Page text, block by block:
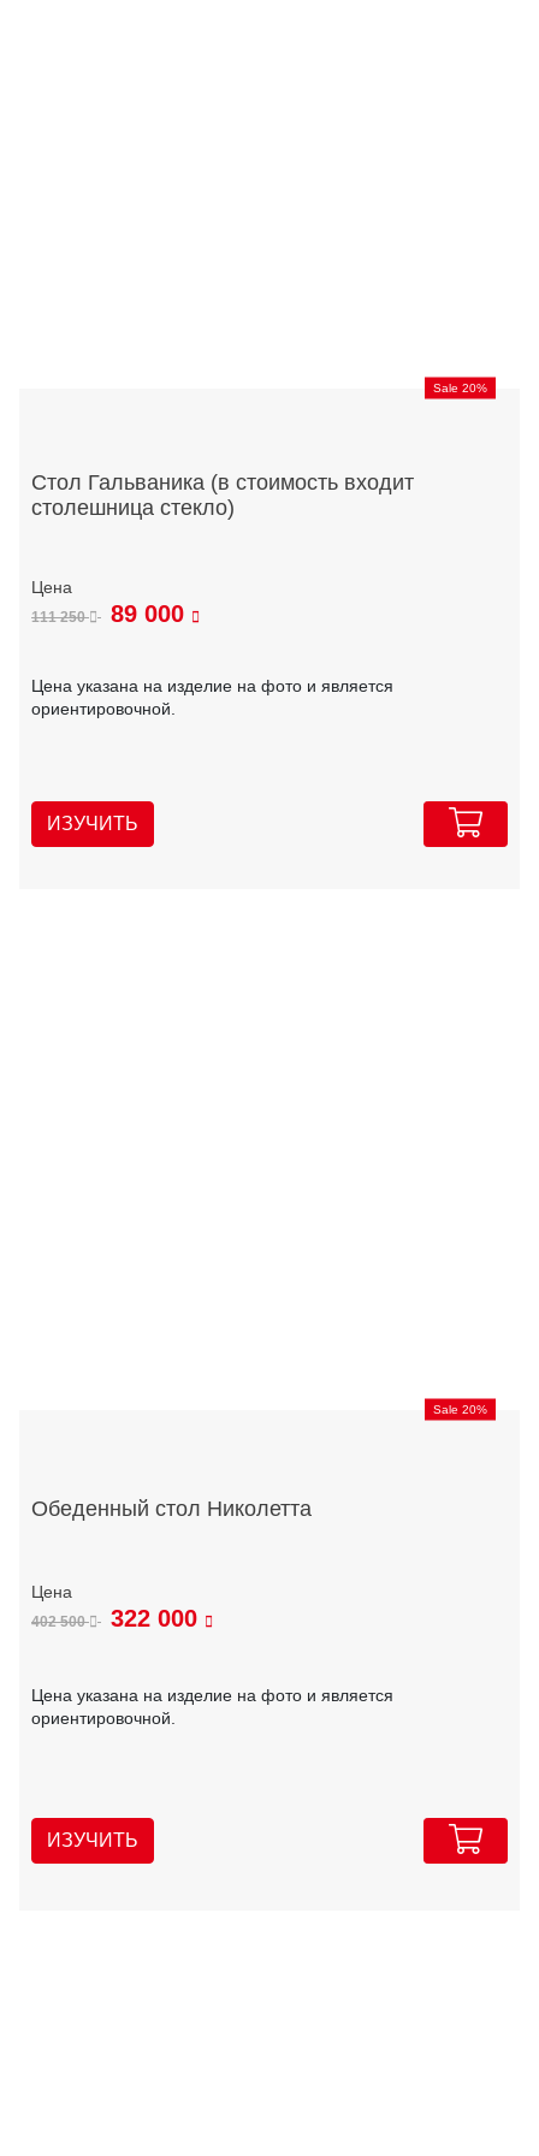
Sale 20%
Стол Гальваника (в стоимость входит
столешница стекло)
111 250 89 000
Цена указана на изделие на фото и является
ориентировочной.
ИЗУЧИТЬ
Sale 20%
Обеденный стол Николетта
402 500 322 000
Цена указана на изделие на фото и является
ориентировочной.
ИЗУЧИТЬ